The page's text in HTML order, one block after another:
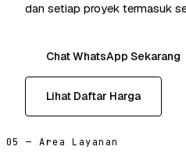
dan setiap proyek termasuk
Chat WhatsApp Sekarang
Lihat Daftar Harga
05 — Area Layanan